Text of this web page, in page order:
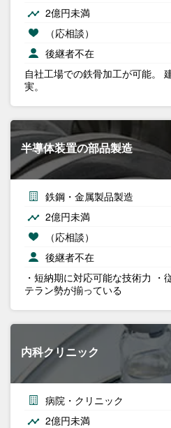
2億円未満
（応相談）
後継者不在
自社工場での鉄骨加工が可能。
実。
半導体装置の部品製造
鉄鋼・金属製品製造
2億円未満
（応相談）
後継者不在
・短納期に対応可能な技術力 ・
テラン勢が揃っている
内科クリニック
病院・クリニック
2億円未満